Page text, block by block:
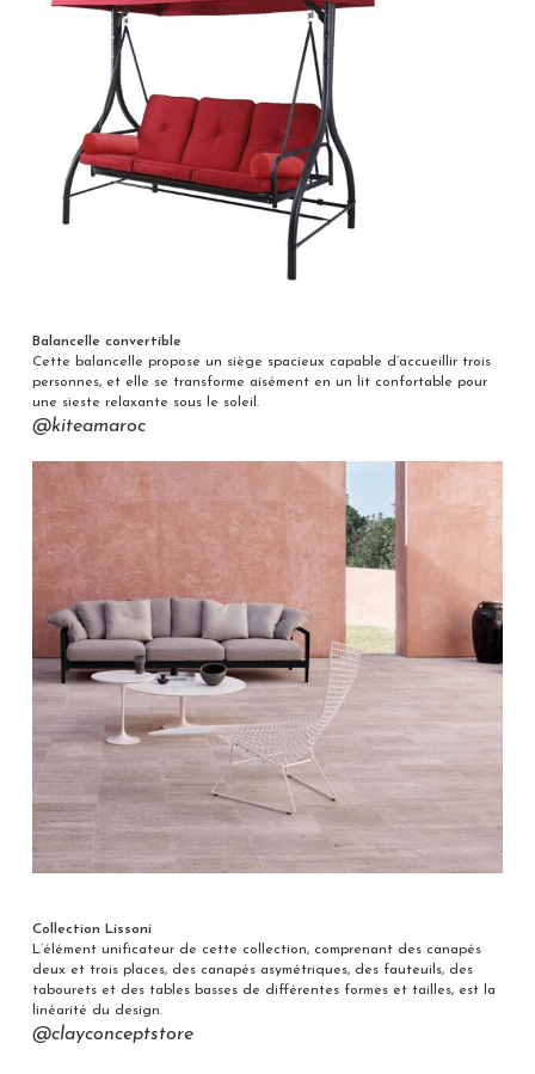
Balancelle convertible
Cette balancelle propose un siège spacieux capable d’accueillir trois
personnes, et elle se transforme aisément en un lit confortable pour
une sieste relaxante sous le soleil.
@kiteamaroc
Collection Lissoni
L’élément unificateur de cette collection, comprenant des canapés
deux et trois places, des canapés asymétriques, des fauteuils, des
tabourets et des tables basses de différentes formes et tailles, est la
linéarité du design.
@clayconceptstore